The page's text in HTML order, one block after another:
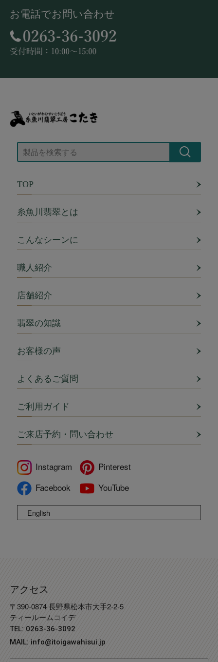
お電話でお問い合わせ
TOP
糸魚川翡翠とは
こんなシーンに
職人紹介
店舗紹介
翡翠の知識
お客様の声
よくあるご質問
ご利用ガイド
ご来店予約・問い合わせ
Instagram
Pinterest
Facebook
YouTube
English
アクセス
〒390-0874 長野県松本市大手2-2-5
ティールームコイデ
TEL: 0263-36-3092
MAIL: info@itoigawahisui.jp